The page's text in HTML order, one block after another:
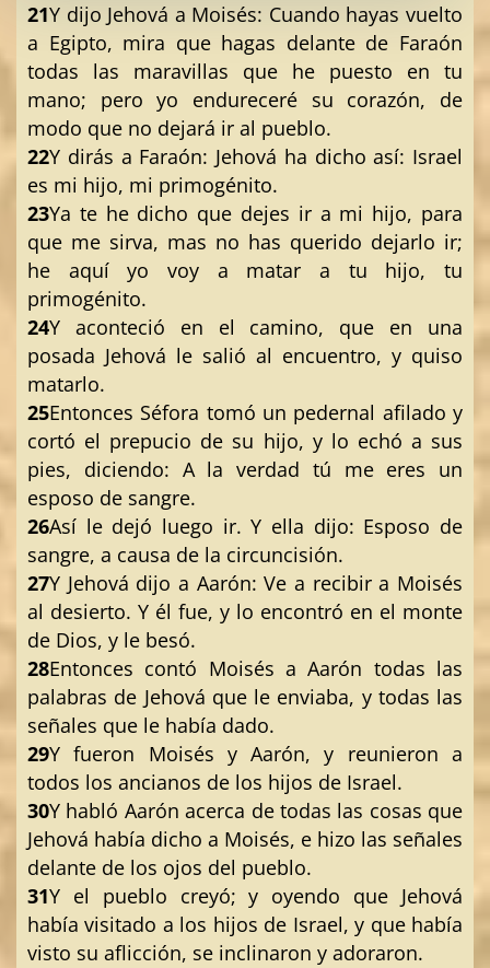
21Y dijo Jehová a Moisés: Cuando hayas vuelto
a Egipto, mira que hagas delante de Faraón
todas las maravillas que he puesto en tu
mano; pero yo endureceré su corazón, de
modo que no dejará ir al pueblo.
22Y dirás a Faraón: Jehová ha dicho así: Israel
es mi hijo, mi primogénito.
23Ya te he dicho que dejes ir a mi hijo, para
que me sirva, mas no has querido dejarlo ir;
he aquí yo voy a matar a tu hijo, tu
primogénito.
24Y aconteció en el camino, que en una
posada Jehová le salió al encuentro, y quiso
matarlo.
25Entonces Séfora tomó un pedernal afilado y
cortó el prepucio de su hijo, y lo echó a sus
pies, diciendo: A la verdad tú me eres un
esposo de sangre.
26Así le dejó luego ir. Y ella dijo: Esposo de
sangre, a causa de la circuncisión.
27Y Jehová dijo a Aarón: Ve a recibir a Moisés
al desierto. Y él fue, y lo encontró en el monte
de Dios, y le besó.
28Entonces contó Moisés a Aarón todas las
palabras de Jehová que le enviaba, y todas las
señales que le había dado.
29Y fueron Moisés y Aarón, y reunieron a
todos los ancianos de los hijos de Israel.
30Y habló Aarón acerca de todas las cosas que
Jehová había dicho a Moisés, e hizo las señales
delante de los ojos del pueblo.
31Y el pueblo creyó; y oyendo que Jehová
había visitado a los hijos de Israel, y que había
visto su aflicción, se inclinaron y adoraron.